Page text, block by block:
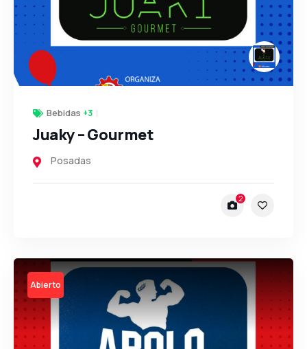
Bebidas +3
Juaky – Gourmet
Posadas
2
Open